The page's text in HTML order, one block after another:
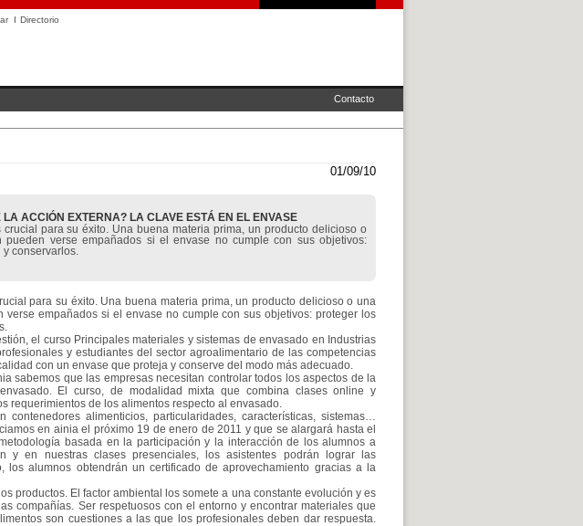
I Directorio
Contacto
01/09/10
ACCIÓN EXTERNA? LA CLAVE ESTÁ EN EL ENVASE
para su éxito. Una buena materia prima, un producto delicioso o
verse empañados si el envase no cumple con sus objetivos:
conservarlos.
para su éxito. Una buena materia prima, un producto delicioso o una
empañados si el envase no cumple con sus objetivos: proteger los
el curso Principales materiales y sistemas de envasado en Industrias
y estudiantes del sector agroalimentario de las competencias
con un envase que proteja y conserve del modo más adecuado.
sabemos que las empresas necesitan controlar todos los aspectos de la
El curso, de modalidad mixta que combina clases online y
requerimientos de los alimentos respecto al envasado.
contenedores alimenticios, particularidades, características, sistemas…
en ainia el próximo 19 de enero de 2011 y que se alargará hasta el
basada en la participación y la interacción de los alumnos a
y en nuestras clases presenciales, los asistentes podrán lograr las
los alumnos obtendrán un certificado de aprovechamiento gracias a la
productos. El factor ambiental los somete a una constante evolución y es
compañías. Ser respetuosos con el entorno y encontrar materiales que
son cuestiones a las que los profesionales deben dar respuesta.